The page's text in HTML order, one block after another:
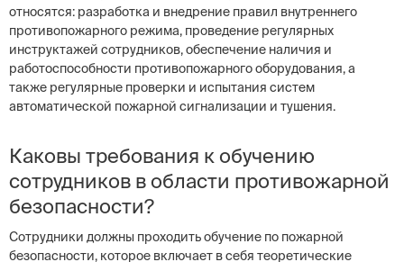
относятся: разработка и внедрение правил внутреннего
противопожарного режима, проведение регулярных
инструктажей сотрудников, обеспечение наличия и
работоспособности противопожарного оборудования, а
также регулярные проверки и испытания систем
автоматической пожарной сигнализации и тушения.
Каковы требования к обучению
сотрудников в области противожарной
безопасности?
Сотрудники должны проходить обучение по пожарной
безопасности, которое включает в себя теоретические